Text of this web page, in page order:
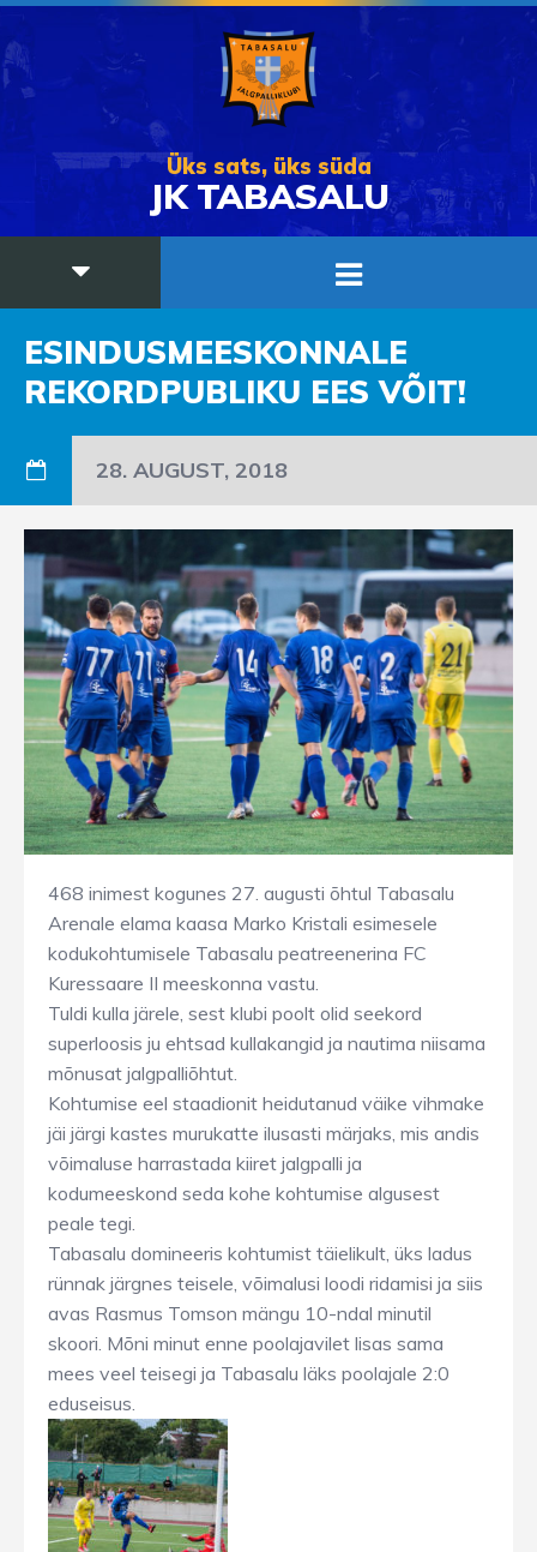
Üks sats, üks süda
JK TABASALU
ESINDUSMEESKONNALE
REKORDPUBLIKU EES VÕIT!
28. AUGUST, 2018
468 inimest kogunes 27. augusti õhtul Tabasalu
Arenale elama kaasa Marko Kristali esimesele
kodukohtumisele Tabasalu peatreenerina FC
Kuressaare II meeskonna vastu.
Tuldi kulla järele, sest klubi poolt olid seekord
superloosis ju ehtsad kullakangid ja nautima niisama
mõnusat jalgpalliõhtut.
Kohtumise eel staadionit heidutanud väike vihmake
jäi järgi kastes murukatte ilusasti märjaks, mis andis
võimaluse harrastada kiiret jalgpalli ja
kodumeeskond seda kohe kohtumise algusest
peale tegi.
Tabasalu domineeris kohtumist täielikult, üks ladus
rünnak järgnes teisele, võimalusi loodi ridamisi ja siis
avas Rasmus Tomson mängu 10-ndal minutil
skoori. Mõni minut enne poolajavilet lisas sama
mees veel teisegi ja Tabasalu läks poolajale 2:0
eduseisus.